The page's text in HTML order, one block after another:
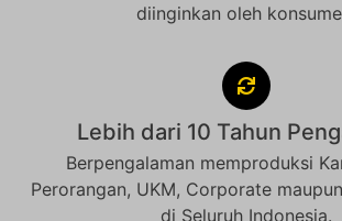
diinginkan oleh
Lebih dari 10 Tahun
Berpengalaman memproduksi
Perorangan, UKM, Corporate
di Seluruh Indonesia.